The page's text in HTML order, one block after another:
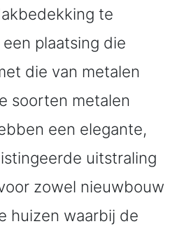
te
plaatsing die
die van metalen
soorten metalen
een elegante,
uitstraling
zowel nieuwbouw
huizen waarbij de